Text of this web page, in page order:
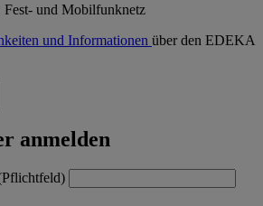
Fest- und Mobilfunknetz
und Informationen über den EDEKA
anmelden